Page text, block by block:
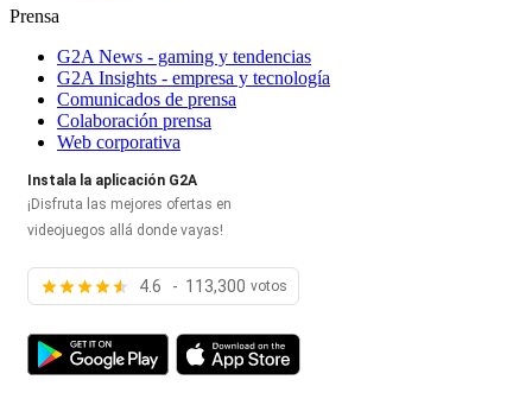
Prensa
G2A News - gaming y tendencias
G2A Insights - empresa y tecnología
Comunicados de prensa
Colaboración prensa
Web corporativa
Instala la aplicación G2A
¡Disfruta las mejores ofertas en
videojuegos allá donde vayas!
4.6 - 113,300 votos